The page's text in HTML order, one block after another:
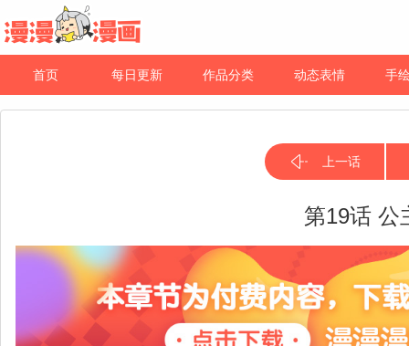
首页 每日更新 作品分类 动态表情 手
上一话
第19话 公